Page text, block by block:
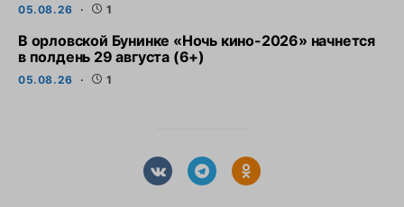
05.08.26 1
В орловской Бунинке «Ночь кино-2026» начнется
в полдень 29 августа (6+)
05.08.26 1